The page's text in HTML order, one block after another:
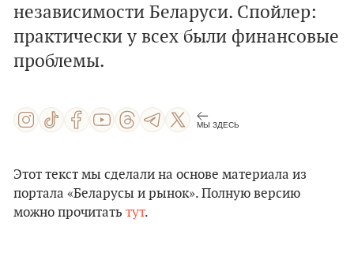
независимости Беларуси. Спойлер:
практически у всех были финансовые
проблемы.
МЫ ЗДЕСЬ
Этот текст мы сделали на основе материала из
портала «Беларусы и рынок». Полную версию
можно прочитать тут.